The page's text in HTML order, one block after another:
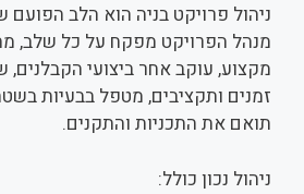
ניהול פרויקט בניה הוא הלב הפועם
מנהל הפרויקט מפקח על כל שלב,
מקצוע, עוקב אחר ביצועי הקבלנים,
זמנים ותקציבים, מטפל בבעיות
תואם את התכניות והתקנים.
ניהול נכון כולל: